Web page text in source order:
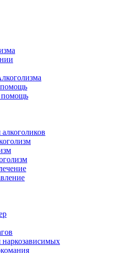
помощь
помощь
наркозависимых